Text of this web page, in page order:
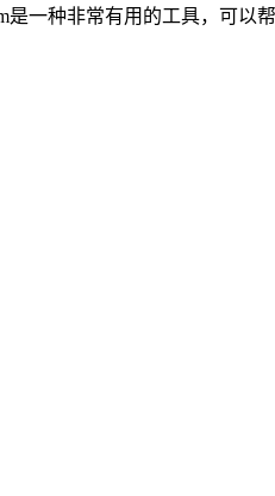
一种非常有用的工具，可以